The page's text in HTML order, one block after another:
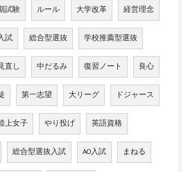
試験 ルール 大学改革 経営理念
試 総合型選抜 学校推薦型選抜
直し 中だるみ 復習ノート 良心
第一志望 大リーグ ドジャース
上女子 やり投げ 英語資格
総合型選抜入試 AO入試 まねる